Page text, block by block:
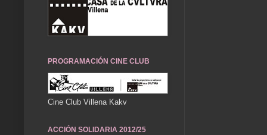
PROGRAMACIÓN CINE CLUB
Cine Club Villena Kakv
ACCIÓN SOLIDARIA 2012/25